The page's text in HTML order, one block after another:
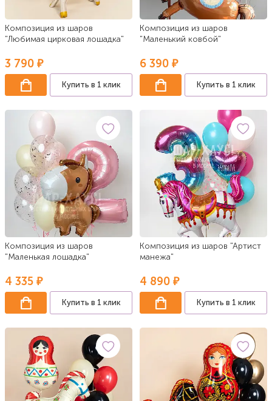
Композиция из шаров
"Любимая цирковая лошадка"
3 790 ₽
Купить в 1 клик
Композиция из шаров
"Маленький ковбой"
6 390 ₽
Купить в 1 клик
Композиция из шаров
"Маленькая лошадка"
4 335 ₽
Купить в 1 клик
Композиция из шаров "Артист
манежа"
4 890 ₽
Купить в 1 клик